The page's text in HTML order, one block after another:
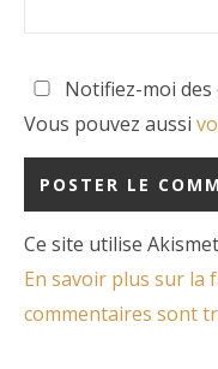
Notifiez-moi des
Vous pouvez aussi
Ce site utilise
En savoir plus sur la
commentaires sont